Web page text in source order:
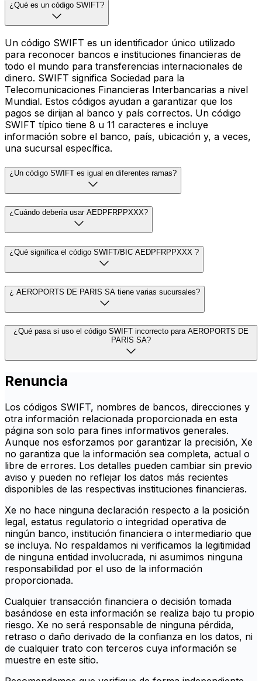
¿Qué es un código SWIFT?
Un código SWIFT es un identificador único utilizado
para reconocer bancos e instituciones financieras de
todo el mundo para transferencias internacionales de
dinero. SWIFT significa Sociedad para la
Telecomunicaciones Financieras Interbancarias a nivel
Mundial. Estos códigos ayudan a garantizar que los
pagos se dirijan al banco y país correctos. Un código
SWIFT típico tiene 8 u 11 caracteres e incluye
información sobre el banco, país, ubicación y, a veces,
una sucursal específica.
¿Un código SWIFT es igual en diferentes ramas?
¿Cuándo debería usar AEDPFRPPXXX?
¿Qué significa el código SWIFT/BIC AEDPFRPPXXX ?
¿ AEROPORTS DE PARIS SA tiene varias sucursales?
¿Qué pasa si uso el código SWIFT incorrecto para AEROPORTS DE
PARIS SA?
Renuncia
Los códigos SWIFT, nombres de bancos, direcciones y
otra información relacionada proporcionada en esta
página son solo para fines informativos generales.
Aunque nos esforzamos por garantizar la precisión, Xe
no garantiza que la información sea completa, actual o
libre de errores. Los detalles pueden cambiar sin previo
aviso y pueden no reflejar los datos más recientes
disponibles de las respectivas instituciones financieras.
Xe no hace ninguna declaración respecto a la posición
legal, estatus regulatorio o integridad operativa de
ningún banco, institución financiera o intermediario que
se incluya. No respaldamos ni verificamos la legitimidad
de ninguna entidad involucrada, ni asumimos ninguna
responsabilidad por el uso de la información
proporcionada.
Cualquier transacción financiera o decisión tomada
basándose en esta información se realiza bajo tu propio
riesgo. Xe no será responsable de ninguna pérdida,
retraso o daño derivado de la confianza en los datos, ni
de cualquier trato con terceros cuya información se
muestre en este sitio.